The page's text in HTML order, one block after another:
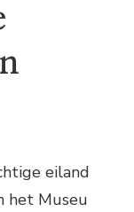
eiland
het Museu